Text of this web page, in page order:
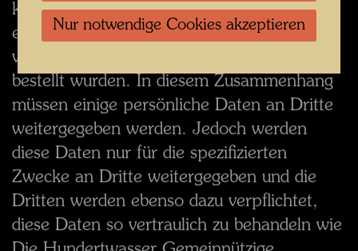
kontaktieren, um bestimmte Leistungen zu
erhalten, wie zum Beispiel die Versendung
von Waren, die in unserem Online-Shop
bestellt wurden. In diesem Zusammenhang
müssen einige persönliche Daten an Dritte
weitergegeben werden. Jedoch werden
diese Daten nur für die spezifizierten
Zwecke an Dritte weitergegeben und die
Dritten werden ebenso dazu verpflichtet,
diese Daten so vertraulich zu behandeln wie
Nur notwendige Cookies akzeptieren